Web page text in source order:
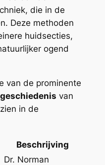
die in de
Deze methoden
huidsecties,
ogend
van de prominente
geschiedenis van
in de
Beschrijving
Dr. Norman